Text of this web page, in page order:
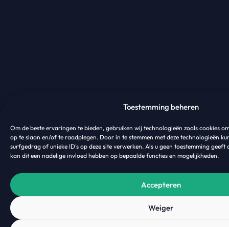
Toestemming beheren
Om de beste ervaringen te bieden, gebruiken wij technologieën zoals cookies
op te slaan en/of te raadplegen. Door in te stemmen met deze technologieën
surfgedrag of unieke ID's op deze site verwerken. Als u geen toestemming
kan dit een nadelige invloed hebben op bepaalde functies en mogelijkheden.
Accepteren
Weiger